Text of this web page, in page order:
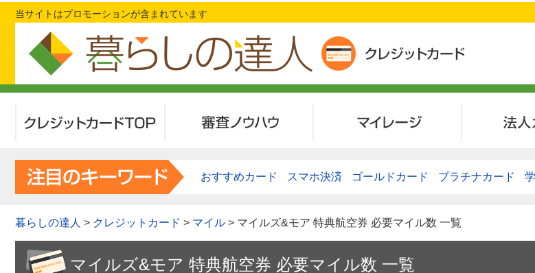
当サイトはプロモーションが含まれています
暮らしの達人 > クレジットカード > マイル > マイルズ&モア 特典航空券 必要マイル数 一覧
マイルズ&モア 特典航空券 必要マイル数 一覧
おすすめカード スマホ決済 ゴールドカード プラチナカード